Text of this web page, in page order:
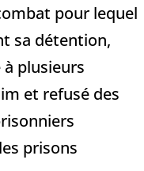
pour lequel
sa détention,
plusieurs
et refusé des
prisons